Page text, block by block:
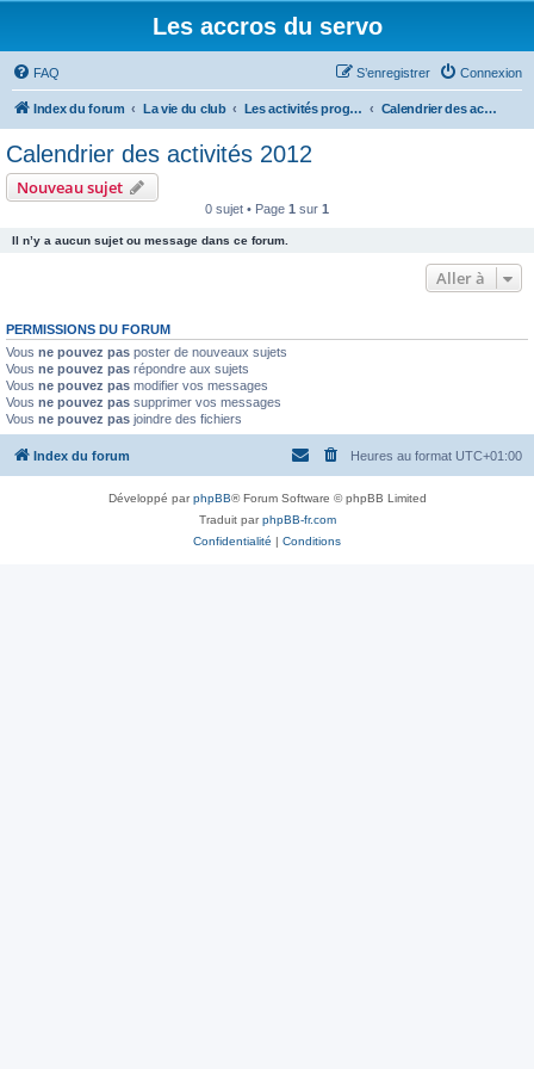
Les accros du servo
FAQ Connexion
S’enregistrer
Index du forum La vie du club Les activités programmées Calendrier des activités 2012
Calendrier des activités 2012
Nouveau sujet
0 sujet • Page 1 sur 1
Il n’y a aucun sujet ou message dans ce forum.
Aller à
PERMISSIONS DU FORUM
Vous ne pouvez pas poster de nouveaux sujets
Vous ne pouvez pas répondre aux sujets
Vous ne pouvez pas modifier vos messages
Vous ne pouvez pas supprimer vos messages
Vous ne pouvez pas joindre des fichiers
Index du forum Heures au format UTC+01:00
Développé parphpBB® Forum Software © phpBB Limited
Traduit parphpBB-fr.com
Confidentialité | Conditions